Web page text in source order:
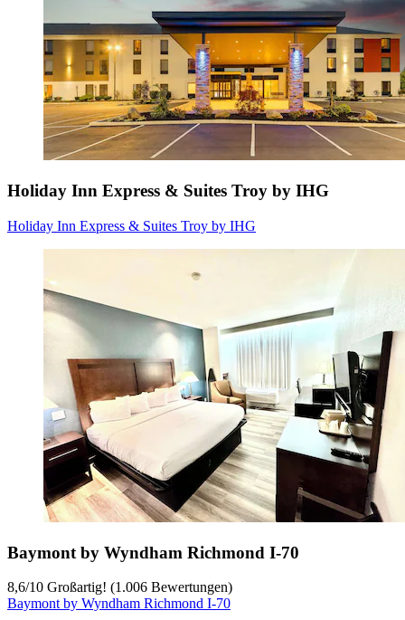
Holiday Inn Express & Suites Troy by IHG
Holiday Inn Express & Suites Troy by IHG
Baymont by Wyndham Richmond I-70
8,6/10 Großartig! (1.006 Bewertungen)
Baymont by Wyndham Richmond I-70